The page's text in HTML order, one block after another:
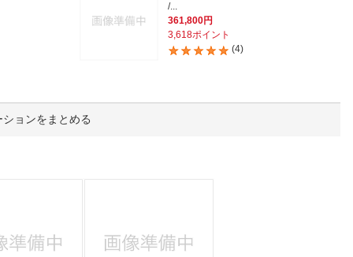
/ 中文
/...
361,800円
3,618ポイント
(4)
ョンをまとめる